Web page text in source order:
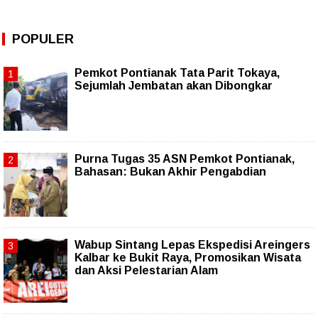
POPULER
Pemkot Pontianak Tata Parit Tokaya,
Sejumlah Jembatan akan Dibongkar
Purna Tugas 35 ASN Pemkot Pontianak,
Bahasan: Bukan Akhir Pengabdian
Wabup Sintang Lepas Ekspedisi Areingers
Kalbar ke Bukit Raya, Promosikan Wisata
dan Aksi Pelestarian Alam